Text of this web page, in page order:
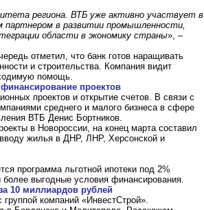
региона. ВТБ уже активно участвует в
партнером в развитии промышленности,
области в экономику страны», –
отметил, что банк готов наращивать
и строительства. Компания видит
помощь.
проектов
проектов и открытие счетов. В связи с
среднего и малого бизнеса в сфере
ВТБ Денис Бортников.
в Новороссии, на конец марта составил
жилья в ДНР, ЛНР, Херсонской и
программа льготной ипотеки под 2%
выгодные условия финансирования.
10 миллиардов рублей
компаний «ИнвестСтрой».